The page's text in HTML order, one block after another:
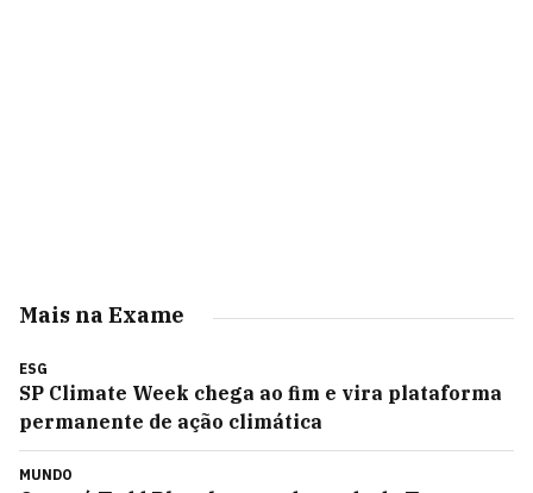
Mais na Exame
ESG
SP Climate Week chega ao fim e vira plataforma
permanente de ação climática
MUNDO